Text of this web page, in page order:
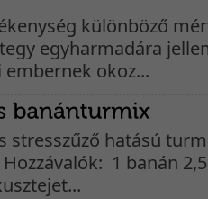
különböző
egyharmadára
embernek okoz...
stresszűző hatású
1 banán